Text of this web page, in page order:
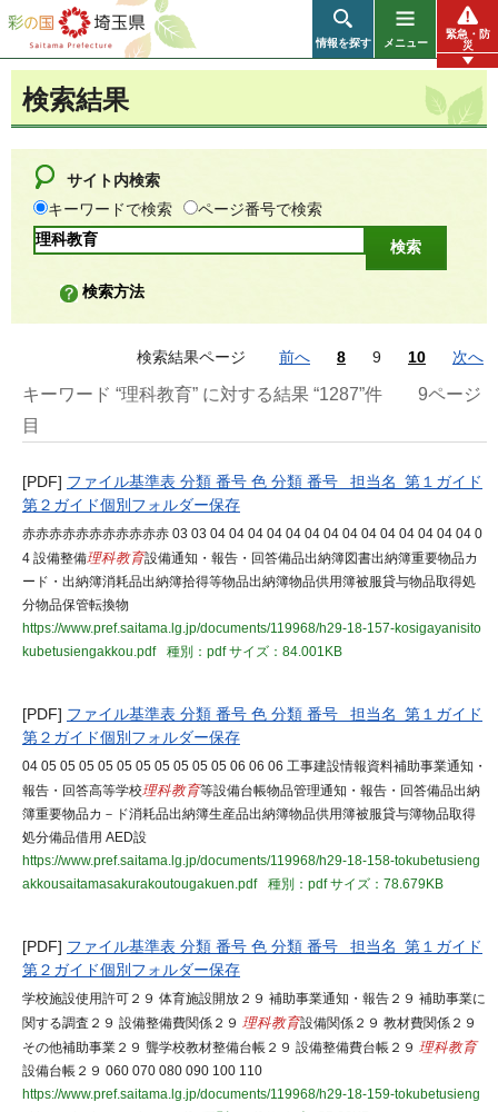
彩の国 埼玉県
情報を探す メニュー
緊急・防
災
検索結果
サイト内検索
キーワードで検索
ページ番号で検索
検索方法
検索結果ページ 前へ 8 9 10 次へ
キーワード “理科教育” に対する結果 “1287”件
9ページ
目
[PDF] ファイル基準表 分類 番号 色 分類 番号 担当名 第１ガイド
第２ガイド個別フォルダー保存
赤赤赤赤赤赤赤赤赤赤赤 03 03 04 04 04 04 04 04 04 04 04 04 04 04 04 04 0
4 設備整備理科教育設備通知・報告・回答備品出納簿図書出納簿重要物品カ
ード・出納簿消耗品出納簿拾得等物品出納簿物品供用簿被服貸与物品取得処
分物品保管転換物
https://www.pref.saitama.lg.jp/documents/119968/h29-18-157-kosigayanisito
kubetusiengakkou.pdf
種別：pdfサイズ：84.001KB
[PDF] ファイル基準表 分類 番号 色 分類 番号 担当名 第１ガイド
第２ガイド個別フォルダー保存
04 05 05 05 05 05 05 05 05 05 05 06 06 06 工事建設情報資料補助事業通知・
報告・回答高等学校理科教育等設備台帳物品管理通知・報告・回答備品出納
簿重要物品カ－ド消耗品出納簿生産品出納簿物品供用簿被服貸与簿物品取得
処分備品借用 AED設
https://www.pref.saitama.lg.jp/documents/119968/h29-18-158-tokubetusieng
akkousaitamasakurakoutougakuen.pdf
種別：pdfサイズ：78.679KB
[PDF] ファイル基準表 分類 番号 色 分類 番号 担当名 第１ガイド
第２ガイド個別フォルダー保存
学校施設使用許可２９ 体育施設開放２９ 補助事業通知・報告２９ 補助事業に
関する調査２９ 設備整備費関係２９ 理科教育設備関係２９ 教材費関係２９
その他補助事業２９ 聾学校教材整備台帳２９ 設備整備費台帳２９ 理科教育
設備台帳２９ 060 070 080 090 100 110
https://www.pref.saitama.lg.jp/documents/119968/h29-18-159-tokubetusieng